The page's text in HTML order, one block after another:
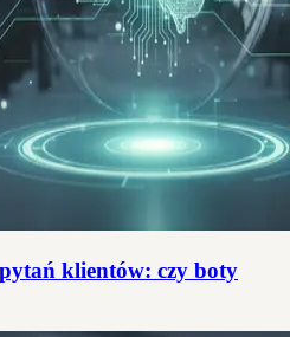
klientów: czy boty